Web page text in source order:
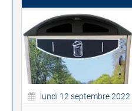
lundi 12 septembre 2022